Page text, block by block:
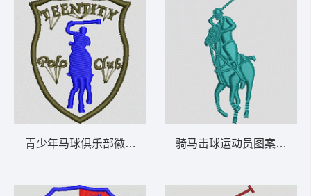
青少年马球俱乐部徽章 保罗 骑马 polo 男骑马击球运动员图案 保罗